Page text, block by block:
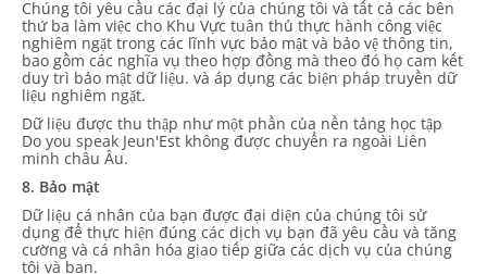
Chúng tôi yêu cầu các đại lý của chúng tôi và tất cả các bên
thứ ba làm việc cho Khu Vực tuân thủ thực hành công việc
nghiêm ngặt trong các lĩnh vực bảo mật và bảo vệ thông tin,
bao gồm các nghĩa vụ theo hợp đồng mà theo đó họ cam kết
duy trì bảo mật dữ liệu. và áp dụng các biện pháp truyền dữ
liệu nghiêm ngặt.
Dữ liệu được thu thập như một phần của nền tảng học tập
Do you speak Jeun'Est không được chuyển ra ngoài Liên
minh châu Âu.
8. Bảo mật
Dữ liệu cá nhân của bạn được đại diện của chúng tôi sử
dụng để thực hiện đúng các dịch vụ bạn đã yêu cầu và tăng
cường và cá nhân hóa giao tiếp giữa các dịch vụ của chúng
tôi và bạn.